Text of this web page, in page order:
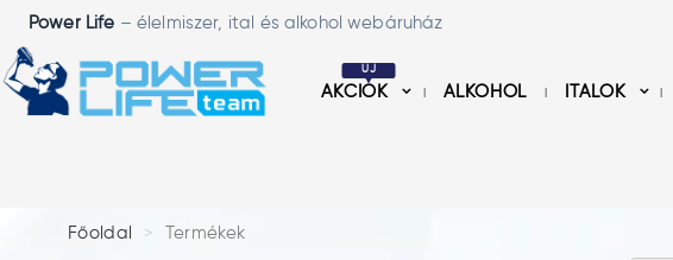
Power Life – élelmiszer, ital és alkohol webáruház
ÚJ
AKCIÓK ALKOHOL ITALOK
Főoldal Termékek